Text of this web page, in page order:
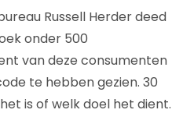
Russell Herder deed
onder 500
van deze consumenten
te hebben gezien. 30
is of welk doel het dient.